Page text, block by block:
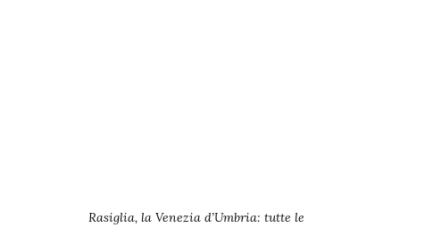
Rasiglia, la Venezia d’Umbria: tutte le